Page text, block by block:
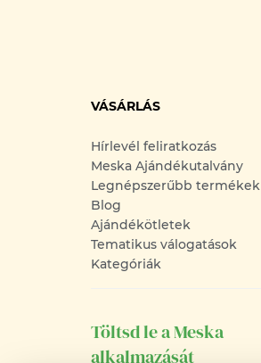
VÁSÁRLÁS
Hírlevél feliratkozás
Meska Ajándékutalvány
Legnépszerűbb termékek
Blog
Ajándékötletek
Tematikus válogatások
Kategóriák
Töltsd le a Meska
alkalmazását